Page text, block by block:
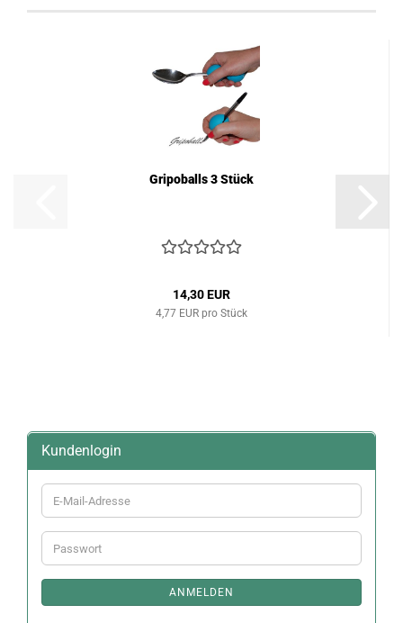
Gripoballs 3 Stück
14,30 EUR
4,77 EUR pro Stück
Kundenlogin
E-
Mail-
Adresse
Passwort
ANMELDEN